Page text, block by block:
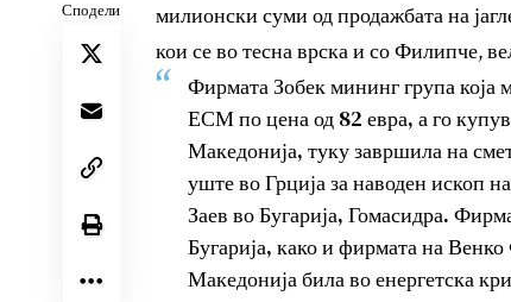
Сподели
милионски суми од продажбата на
кои се во тесна врска и со
Фирмата Зобек мининг група која
ЕСМ по цена од 82 евра, а го
Македонија, туку завршила на
уште во Грција за наводен ископ
Заев во Бугарија, Гомасидра.
Бугарија, како и фирмата на
Македонија била во енергетска